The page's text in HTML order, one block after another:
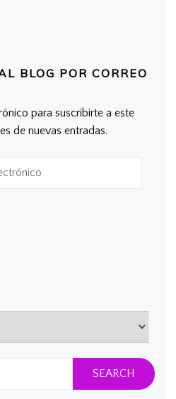
BLOG POR CORREO
para suscribirte a este
de nuevas entradas.